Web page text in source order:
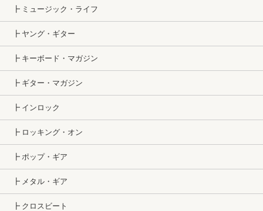
┣ ミュージック・ライフ
┣ ヤング・ギター
┣ キーボード・マガジン
┣ ギター・マガジン
┣ インロック
┣ ロッキング・オン
┣ ポップ・ギア
┣ メタル・ギア
┣ クロスビート